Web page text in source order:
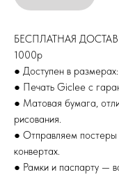
БЕСПЛАТНАЯ
1000р
● Доступен в
● Печать Giclee с
● Матовая бумага,
рисования.
● Отправляем
конвертах.
● Рамки и паспарту —